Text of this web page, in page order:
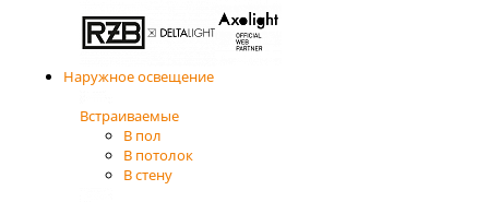
Наружное освещение
Встраиваемые
В пол
В потолок
В стену